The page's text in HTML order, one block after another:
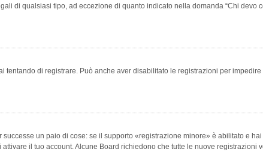
di qualsiasi tipo, ad eccezione di quanto indicato nella domanda “Chi devo
di registrare. Può anche aver disabilitato le registrazioni per
un paio di cose: se il supporto «registrazione minore» è abilitato e
il tuo account. Alcune Board richiedono che tutte le nuove registrazioni